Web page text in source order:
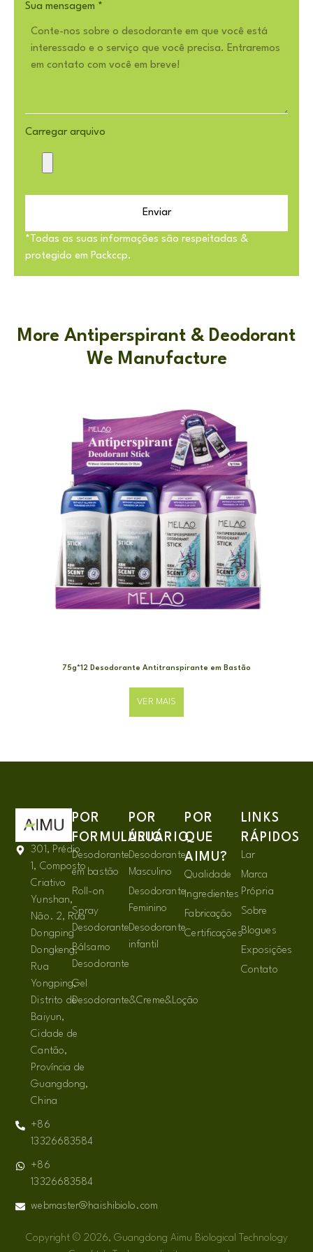
Sua mensagem *
Carregar arquivo
Enviar
*Todas as suas informações são respeitadas &
protegido em Packccp.
More Antiperspirant & Deodorant
We Manufacture
75g*12 Desodorante Antitranspirante em Bastão
VER MAIS
301, Prédio
1, Composto
Criativo
Yunshan,
Não. 2, Rua
Dongping
Dongkeng,
Rua
Yongping,
Distrito de
Baiyun,
Cidade de
Cantão,
Província de
Guangdong,
China
+86
13326683584
+86
13326683584
webmaster@haishibiolo.com
POR
FORMULÁRIO
Desodorante
em bastão
Roll-on
Spray
Desodorante
Bálsamo
Desodorante
Gel
Desodorante&Creme&Loção
POR
USUÁRIO
Desodorante
Masculino
Desodorante
Feminino
Desodorante
infantil
POR
QUE
AIMU?
Qualidade
Ingredientes
Fabricação
Certificações
LINKS
RÁPIDOS
Lar
Marca
Própria
Sobre
Blogues
Exposições
Contato
Copyright © 2026, Guangdong Aimu Biological Technology